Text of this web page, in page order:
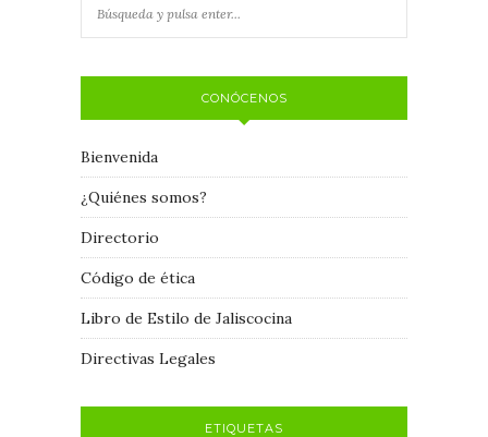
CONÓCENOS
Bienvenida
¿Quiénes somos?
Directorio
Código de ética
Libro de Estilo de Jaliscocina
Directivas Legales
ETIQUETAS